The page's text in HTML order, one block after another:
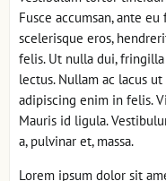
Fusce accumsan, ante
scelerisque eros,
felis. Ut nulla dui,
lectus. Nullam ac lacus
adipiscing enim in felis.
Mauris id ligula.
a, pulvinar et, massa.
Lorem ipsum dolor sit